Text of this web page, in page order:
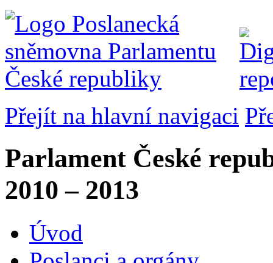
Přejít na hlavní navigaci
Parlament České
2010 – 2013
Úvod